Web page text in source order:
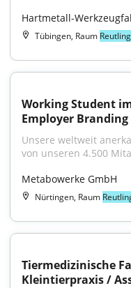
Hartmetall-
Tübingen, Raum
Working Student
Employer
Unsere weltweit
von unseren 4.500
Metabowerke GmbH
Nürtingen, Raum
Tiermedizinische
Kleintierpraxis /